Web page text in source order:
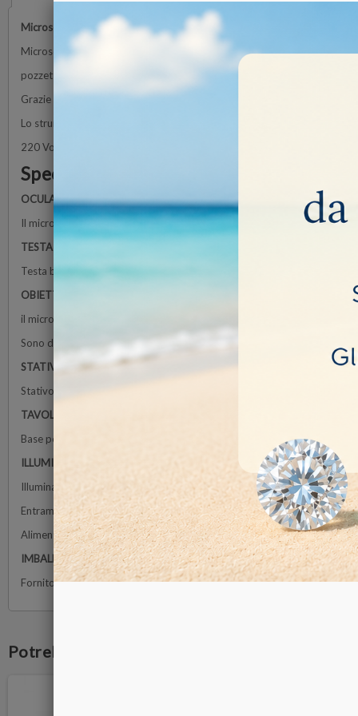
Microscopio da gemmologia
Microscopio binoculare professionale completo di ottica stereo zoom
pozzetto a campo scuro con illuminazione regolabile, lampada a luce
Grazie all'inclinazione e alla rotazione della base a 360° è adattabile a
Lo strumento ideale per un'accurata e precisa analisi su tutte le pietre
220 Volt.
Specifiche
OCULARI
Il microscopio è dotata di una coppia di oculari HWF 10x
TESTA
Testa binoculare con tubi inclinati a 45°. Entrambi gli oculari con
OBIETTIVI
il microscopio è dotato di uno zoom 1:6.7 con aumenti da 0.67x a 4.5x,
Sono disponibili lenti aggiuntive da 0.75x, 1.5x e 2.0. Tutte le ottiche
STATIVO
Stativo ergonomico inclinabile fino a 45° con porta-testata da 76 mm
TAVOLA
Base per campo scuro con pinza gemmologica, diaframma iride e
ILLUMINAZIONE
Illuminazione incidente 1 Watt LED, con intensitá regolabile, o 7 Watt
Entrambi le illuminazioni si possono usare simultaneamente
Alimentatore interno 100-240 Vac
IMBALLAGGIO
Fornito con cavo di alimentazione, fodera di protezione, un fusibile di
Potrebbe anche piacerti